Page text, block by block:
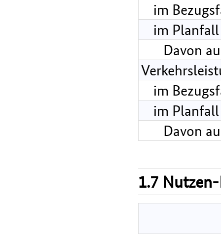
im
im Planfall
Davon
im
im Planfall
Davon
1.7